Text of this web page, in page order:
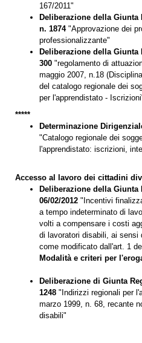
167/2011"
Deliberazione della Giunta
n. 1874"Approvazione dei
professionalizzante"
Deliberazione della Giunta
300 "regolamento di
maggio 2007, n.18
del catalogo regionale dei
per l'apprendistato -
*****
Determinazione
"Catalogo regionale dei
l'apprendistato: iscrizioni,
Accesso al lavoro dei cittadini
Deliberazione della Giunta
06/02/2012 "Incentivi
a tempo indeterminato di
volti a compensare i costi
di lavoratori disabili, ai sensi
come modificato dall'art. 1
Modalità e criteri per
Deliberazione di Giunta
1248 "Indirizzi regionali per
marzo 1999, n. 68, recante
disabili"